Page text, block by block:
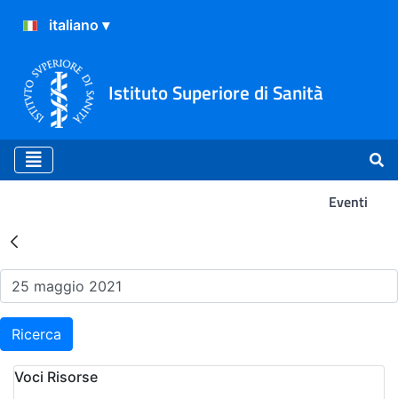
Istituto Superiore di Sanità
Eventi
Risultati della Ricerca -
Ricerca
Voci Risorse